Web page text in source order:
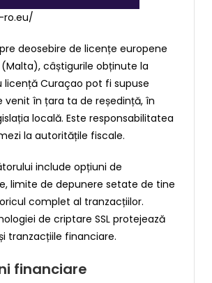
deosebire de licențe europene
câștigurile obținute la
licență Curaçao pot fi supuse
venit în țara ta de reședință, în
locală. Este responsabilitatea
la autoritățile fiscale.
include opțiuni de
limite de depunere setate de tine
complet al tranzacțiilor.
de criptare SSL protejează
tranzacțiile financiare.
financiare